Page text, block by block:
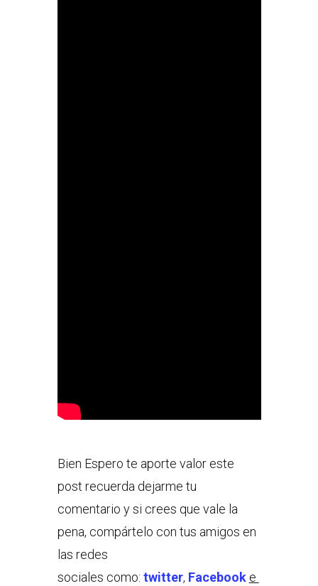
Bien Espero te aporte valor este
post recuerda dejarme tu
comentario y si crees que vale la
pena, compártelo con tus amigos en
las redes
sociales como: twitter, Facebook e